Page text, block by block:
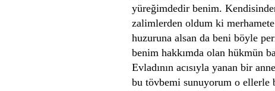
yüreğimdedir benim.
zalimlerden oldum ki merhamete
huzuruna alsan da beni böyle
benim hakkımda olan hükmün
Evladının acısıyla yanan bir
bu tövbemi sunuyorum o ellerle